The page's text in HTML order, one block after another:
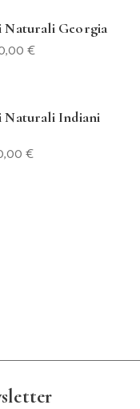
€.3.420,00 €.
Naturali Georgia
€IL
Naturali Indiani
€IL